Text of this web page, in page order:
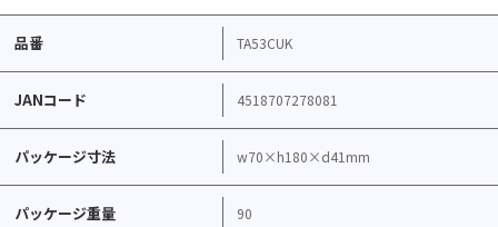
品番 TA53CUK
JANコード 4518707278081
パッケージ寸法 w70×h180×d41mm
パッケージ重量 90